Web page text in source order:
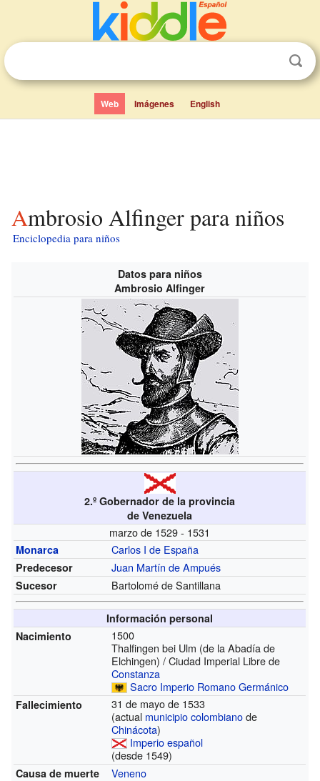
Web Imágenes English
Ambrosio Alfinger para niños
Enciclopedia para niños
Datos para niños
Ambrosio Alfinger
2.º Gobernador de la provincia
de Venezuela
marzo de 1529 - 1531
Monarca Carlos I de España
Predecesor Juan Martín de Ampués
Sucesor Bartolomé de Santillana
Información personal
Nacimiento
1500
Thalfingen bei Ulm (de la Abadía de
Elchingen) / Ciudad Imperial Libre de
Constanza
Sacro Imperio Romano Germánico
Fallecimiento
31 de mayo de 1533
(actual municipio colombianode
Chinácota)
Imperio español
(desde 1549)
Causa de muerte Veneno